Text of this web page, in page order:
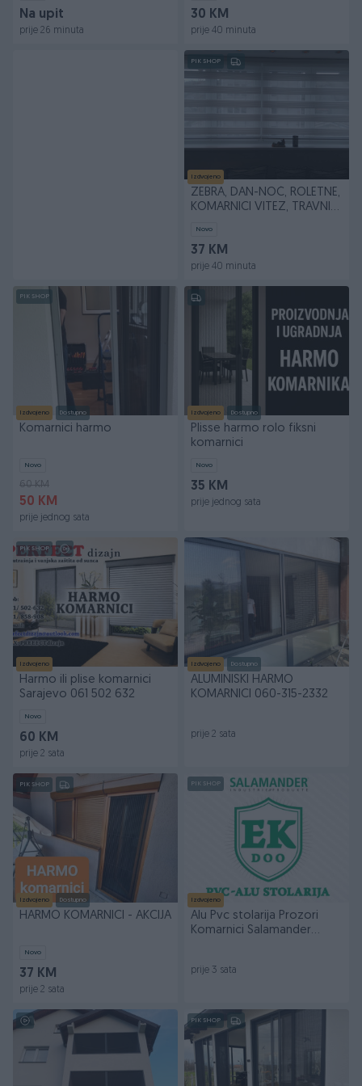
Na upit
prije 26 minuta
30 KM
prije 40 minuta
PIK SHOP
Izdvojeno
ZEBRA, DAN-NOĆ, ROLETNE,
KOMARNICI VITEZ, TRAVNIK,
Novo
37 KM
prije 40 minuta
PIK SHOP
Izdvojeno Dostupno
Komarnici harmo
Novo
60 KM
50 KM
prije jednog sata
Izdvojeno Dostupno
Plisse harmo rolo fiksni
komarnici
Novo
35 KM
prije jednog sata
PIK SHOP
Izdvojeno
Harmo ili plise komarnici
Sarajevo 061 502 632
Novo
60 KM
prije 2 sata
Izdvojeno Dostupno
ALUMINISKI HARMO
KOMARNICI 060-315-2332
prije 2 sata
PIK SHOP
Izdvojeno Dostupno
HARMO KOMARNICI - AKCIJA
Novo
37 KM
prije 2 sata
PIK SHOP
Izdvojeno
Alu Pvc stolarija Prozori
Komarnici Salamander
prije 3 sata
PIK SHOP